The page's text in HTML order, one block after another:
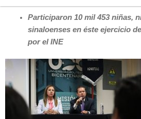
Participaron 10 mil 453 niñas,
sinaloenses en éste ejercicio
por el INE